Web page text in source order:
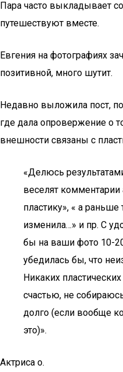
Пара часто выкладывает
путешествуют вместе.
Евгения на фотографиях
позитивной, много шутит.
Недавно выложила пост,
где дала опровержение о
внешности связаны с
«Делюсь
веселят комментарии
пластику», « а раньше
изменила…» и пр. С
бы на ваши фото 10-
убедилась бы, что
Никаких
счастью, не
долго (если вообще
это)».
Актриса о.